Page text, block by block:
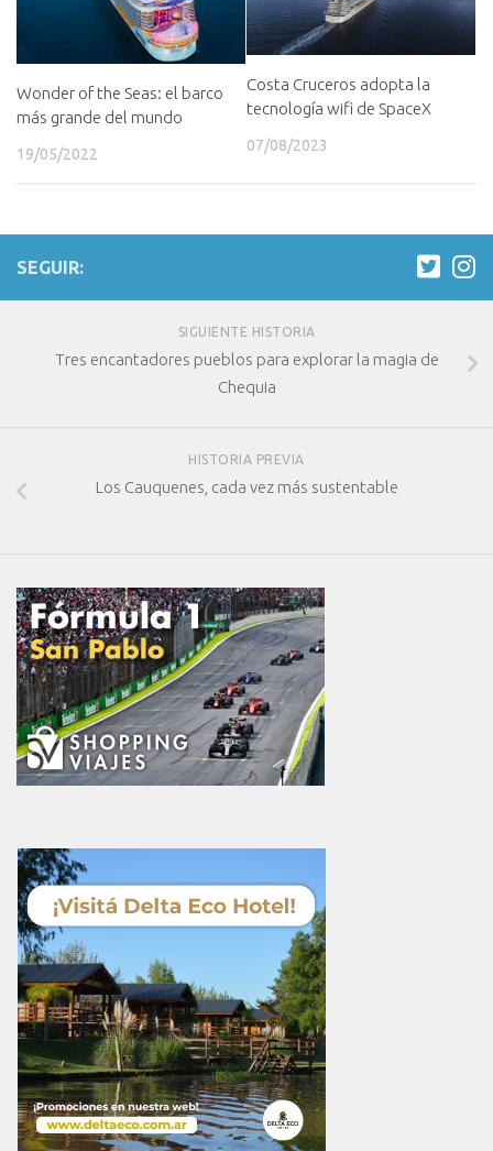
Wonder of the Seas: el barco
más grande del mundo
19/05/2022
Costa Cruceros adopta la
tecnología wifi de SpaceX
07/08/2023
SEGUIR:
SIGUIENTE HISTORIA
Tres encantadores pueblos para explorar la magia de
Chequia
HISTORIA PREVIA
Los Cauquenes, cada vez más sustentable